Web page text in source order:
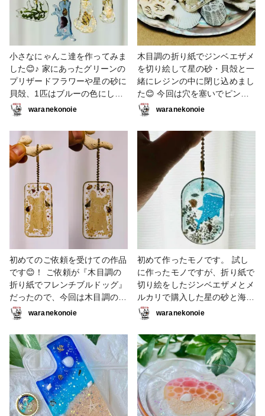
小さなにゃんこ達を作ってみま
した😊♪ 家にあったグリーンの
プリザードフラワーや星の砂に
貝殻、1匹はブルーの色にして
みました🐈‍⬛🩵 #キーホルダー
#星の砂 #貝殻 #ブリザードフ
ラワー #レジン #猫
waranekonoie
木目調の折り紙でジンベエザメ
を切り絵して星の砂・貝殻と一
緒にレジンの中に閉じ込めまし
た😊 今回は穴を塞いでピンバ
イスで上に穴を開けてヒートン
を埋め込んでみました！ #キー
ホルダー #ジンベエザメ #星の
砂 #折り紙 #貝殻 #切り絵
waranekonoie
初めてのご依頼を受けての作品
です😊！ ご依頼が『木目調の
折り紙でフレンチブルドッグ』
だったので、今回は木目調の折
り紙を使って切り絵をしまし
た！ #キーホルダー #折り紙 #
星の砂 #貝殻 #切り絵
waranekonoie
初めて作ったモノです。 試し
に作ったモノですが、折り紙で
切り絵をしたジンベエザメとメ
ルカリで購入した星の砂と海岸
で拾ってきた貝殻を入れまし
た。 大きさは全長5cm。その
中に2.5cm程の切り絵ジンベエ
ザメと約5mmの貝殻と星の砂
が入っている状態です🐚 #キー
ホルダー #はじめての投稿 #折
り紙 #切り絵 #星の砂 #貝殻
waranekonoie